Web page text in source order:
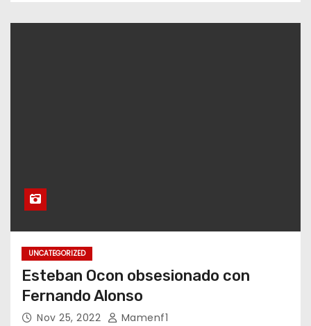
UNCATEGORIZED
Esteban Ocon obsesionado con
Fernando Alonso
Nov 25, 2022 Mamenf1